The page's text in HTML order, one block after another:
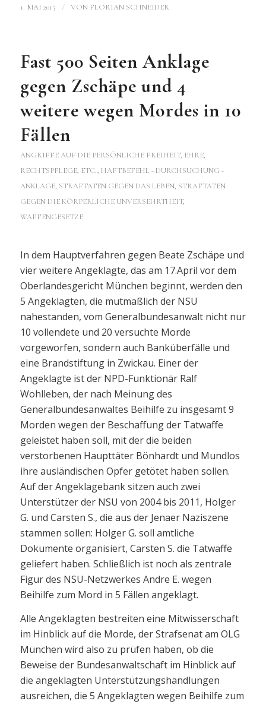
1. MAI 2015 / VON FLORIAN SCHNEIDER
Fast 500 Seiten Anklage
gegen Zschäpe und 4
weitere wegen Mordes in 10
Fällen
ANGRIFFE AUF DIE PERSÖNLICHE FREIHEIT, EHRE,
RECHTSPFLEGE, ETC., HAFTBEFEHL - DURCHSUCHUNG -
ANKLAGE, STRAFTATEN GEGEN DAS LEBEN, STRAFTATEN
GEGEN DIE KÖRPERLICHE UNVERSEHRTHEIT,
WAFFENGESETZE
In dem Hauptverfahren gegen Beate Zschäpe und
vier weitere Angeklagte, das am 17.April vor dem
Oberlandesgericht München beginnt, werden den
5 Angeklagten, die mutmaßlich der NSU
nahestanden, vom Generalbundesanwalt nicht nur
10 vollendete und 20 versuchte Morde
vorgeworfen, sondern auch Banküberfälle und
eine Brandstiftung in Zwickau. Einer der
Angeklagte ist der NPD-Funktionär Ralf
Wohlleben, der nach Meinung des
Generalbundesanwaltes Beihilfe zu insgesamt 9
Morden wegen der Beschaffung der Tatwaffe
geleistet haben soll, mit der die beiden
verstorbenen Haupttäter Bönhardt und Mundlos
ihre ausländischen Opfer getötet haben sollen.
Auf der Angeklagebank sitzen auch zwei
Unterstützer der NSU von 2004 bis 2011, Holger
G. und Carsten S., die aus der Jenaer Naziszene
stammen sollen: Holger G. soll amtliche
Dokumente organisiert, Carsten S. die Tatwaffe
geliefert haben. Schließlich ist noch als zentrale
Figur des NSU-Netzwerkes Andre E. wegen
Beihilfe zum Mord in 5 Fällen angeklagt.
Alle Angeklagten bestreiten eine Mitwisserschaft
im Hinblick auf die Morde, der Strafsenat am OLG
München wird also zu prüfen haben, ob die
Beweise der Bundesanwaltschaft im Hinblick auf
die angeklagten Unterstützungshandlungen
ausreichen, die 5 Angeklagten wegen Beihilfe zum